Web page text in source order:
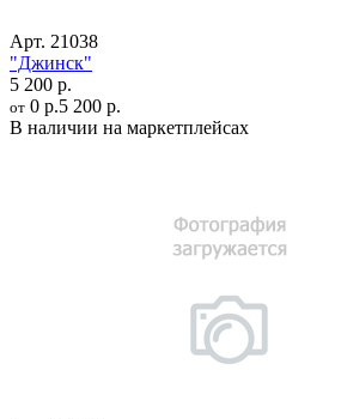
Арт. 21038
"Джинск"
5 200 р.
от 0 р.5 200 р.
В наличии на маркетплейсах